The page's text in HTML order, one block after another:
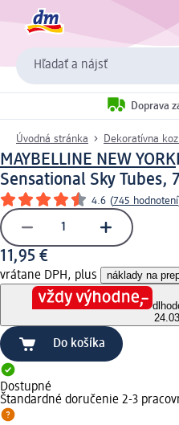
Hľadať a nájsť
Doprava
Úvodná stránka Dekoratívna
MAYBELLINE NEW YORK
Sensational Sky Tubes,
4.6 (745 hodnotení
11,95 €
vrátane DPH, plus náklady na
Do košíka
Dostupné
Štandardné doručenie 2-3